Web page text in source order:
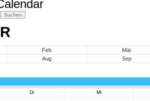
Feb
Mär
Aug Sep
Di Mi